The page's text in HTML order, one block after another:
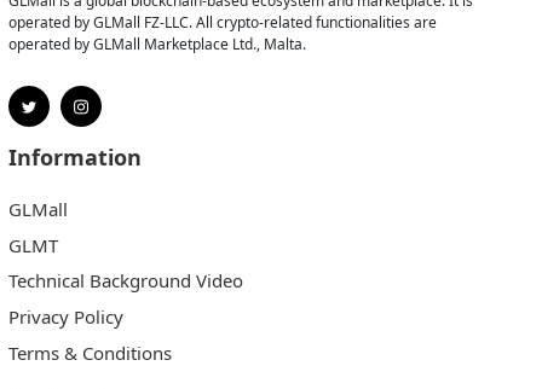
operated by GLMall FZ-LLC. All crypto-related functionalities are
operated by GLMall Marketplace Ltd., Malta.
Information
GLMall
GLMT
Technical Background Video
Privacy Policy
Terms & Conditions